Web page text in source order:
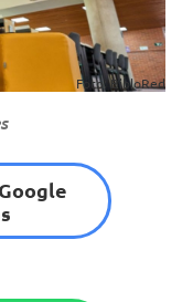
Foto: BibloRed